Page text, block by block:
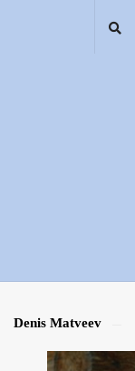
S
Denis Matveev